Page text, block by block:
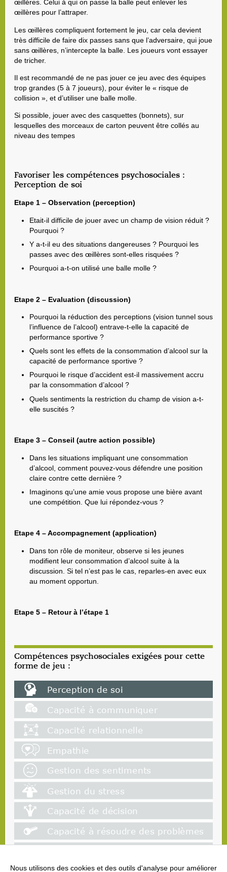
œillères. Celui à qui on passe la balle peut enlever les
œillères pour l’attraper.
Les œillères compliquent fortement le jeu, car cela devient
très difficile de faire dix passes sans que l’adversaire, qui joue
sans œillères, n’intercepte la balle. Les joueurs vont essayer
de tricher.
Il est recommandé de ne pas jouer ce jeu avec des équipes
trop grandes (5 à 7 joueurs), pour éviter le « risque de
collision », et d’utiliser une balle molle.
Si possible, jouer avec des casquettes (bonnets), sur
lesquelles des morceaux de carton peuvent être collés au
niveau des tempes
Favoriser les compétences psychosociales :
Perception de soi
Etape 1 – Observation (perception)
Etait-il difficile de jouer avec un champ de vision réduit ?
Pourquoi ?
Y a-t-il eu des situations dangereuses ? Pourquoi les
passes avec des œillères sont-elles risquées ?
Pourquoi a-t-on utilisé une balle molle ?
Etape 2 – Evaluation (discussion)
Pourquoi la réduction des perceptions (vision tunnel sous
l’influence de l’alcool) entrave-t-elle la capacité de
performance sportive ?
Quels sont les effets de la consommation d’alcool sur la
capacité de performance sportive ?
Pourquoi le risque d’accident est-il massivement accru
par la consommation d’alcool ?
Quels sentiments la restriction du champ de vision a-t-
elle suscités ?
Etape 3 – Conseil (autre action possible)
Dans les situations impliquant une consommation
d’alcool, comment pouvez-vous défendre une position
claire contre cette dernière ?
Imaginons qu’une amie vous propose une bière avant
une compétition. Que lui répondez-vous ?
Etape 4 – Accompagnement (application)
Dans ton rôle de moniteur, observe si les jeunes
modifient leur consommation d’alcool suite à la
discussion. Si tel n’est pas le cas, reparles-en avec eux
au moment opportun.
Etape 5 – Retour à l’étape 1
Compétences psychosociales exigées pour cette
forme de jeu :
Nous utilisons des cookies et des outils d'analyse pour améliorer